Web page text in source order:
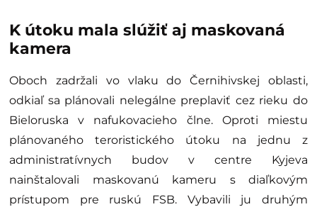
K útoku mala slúžiť aj maskovaná
kamera
Oboch zadržali vo vlaku do Černihivskej oblasti,
odkiaľ sa plánovali nelegálne preplaviť cez rieku do
Bieloruska v nafukovacieho člne. Oproti miestu
plánovaného teroristického útoku na jednu z
administratívnych budov v centre Kyjeva
nainštalovali maskovanú kameru s diaľkovým
prístupom pre ruskú FSB. Vybavili ju druhým